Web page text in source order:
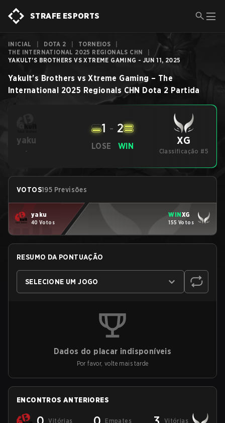
STRAFE ESPORTS
INICIAL DOTA 2 TORNEIOS
THE INTERNATIONAL 2025 REGIONALS CHN
YAKULT'S BROTHERS VS XTREME GAMING - JUN 11, 2025
Yakult's Brothers vs Xtreme Gaming– The
International 2025 Regionals CHN Dota 2 Partida
yaku
-
LOSE
1 - 2
WIN XG
Classificação #5
VOTOS195 Previsões
yaku
40 Votos
WINXG
155 Votos
RESUMO DA PONTUAÇÃO
SELECIONE UM JOGO
Dados do placar indisponíveis
Por favor, volte mais tarde
ENCONTROS ANTERIORES
Vitórias Empates Vitórias